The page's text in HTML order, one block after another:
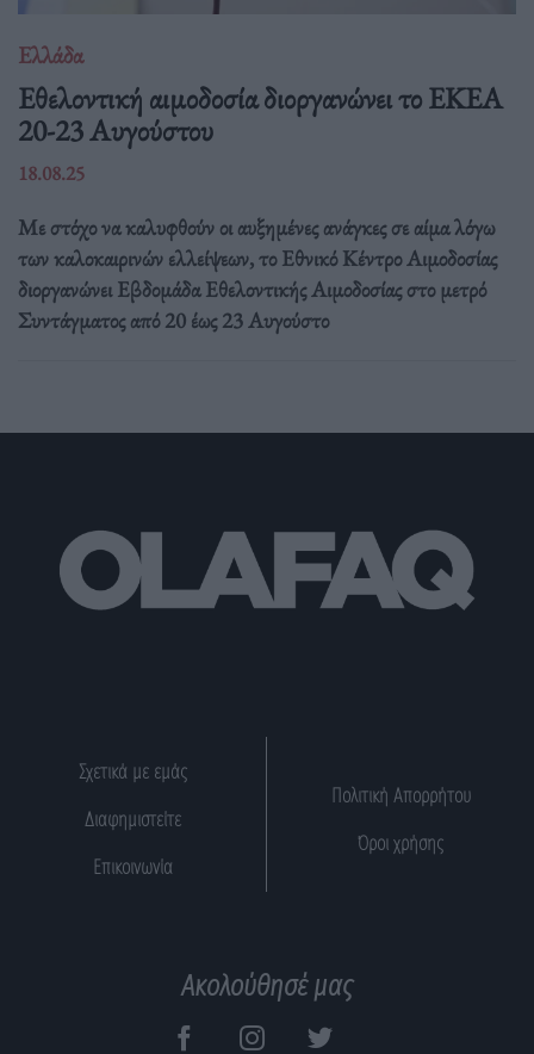
Ελλάδα
Eθελοντική αιμοδοσία διοργανώνει το ΕΚΕΑ
20-23 Αυγούστου
18.08.25
Με στόχο να καλυφθούν οι αυξημένες ανάγκες σε αίμα λόγω
των καλοκαιρινών ελλείψεων, το Εθνικό Κέντρο Αιμοδοσίας
διοργανώνει Εβδομάδα Εθελοντικής Αιμοδοσίας στο μετρό
Συντάγματος από 20 έως 23 Αυγούστο
Σχετικά με εμάς
Διαφημιστείτε
Επικοινωνία
Πολιτική Απορρήτου
Όροι χρήσης
Ακολούθησέ μας